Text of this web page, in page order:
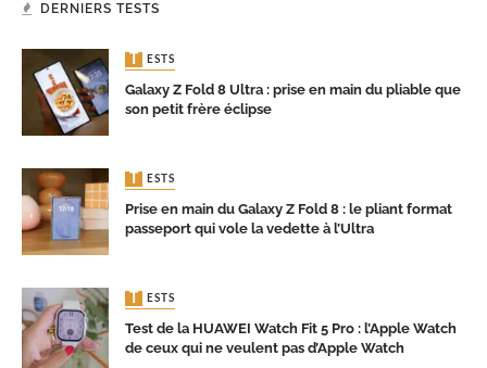
DERNIERS TESTS
TESTS
Galaxy Z Fold 8 Ultra : prise en main du pliable que
son petit frère éclipse
TESTS
Prise en main du Galaxy Z Fold 8 : le pliant format
passeport qui vole la vedette à l’Ultra
TESTS
Test de la HUAWEI Watch Fit 5 Pro : l’Apple Watch
de ceux qui ne veulent pas d’Apple Watch